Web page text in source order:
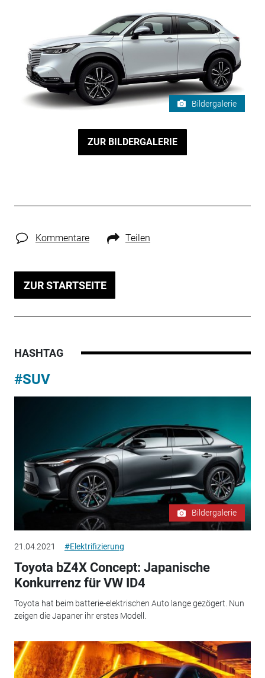
Bildergalerie
ZUR BILDERGALERIE
Kommentare Teilen
ZUR STARTSEITE
HASHTAG
#SUV
Bildergalerie
21.04.2021 #Elektrifizierung
Toyota bZ4X Concept: Japanische
Konkurrenz für VW ID4
Toyota hat beim batterie-elektrischen Auto lange gezögert. Nun
zeigen die Japaner ihr erstes Modell.